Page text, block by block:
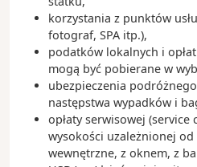
korzystania z punktów
fotograf, SPA itp.),
podatków lokalnych i
mogą być pobierane w
ubezpieczenia
następstwa wypadków i
opłaty serwisowej
wysokości uzależnionej
wewnętrzne, z oknem, z